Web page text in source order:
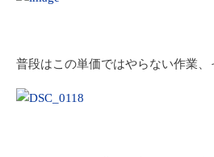
普段はこの単価ではやらない作業、